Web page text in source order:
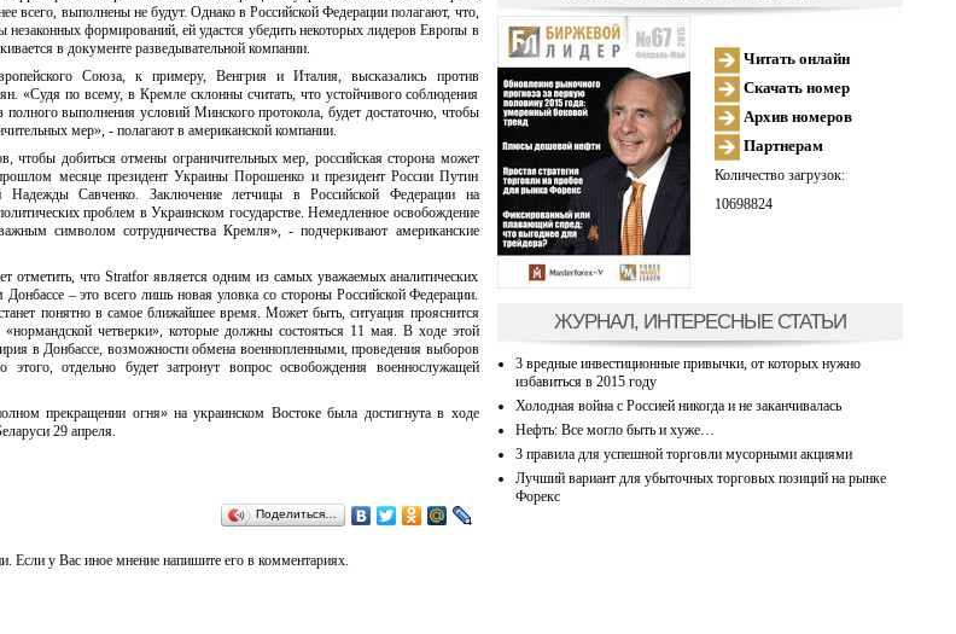
всего, выполнены не будут. Однако в Российской Федерации полагают, что,
незаконных формирований, ей удастся убедить некоторых лидеров Европы в
в документе разведывательной компании.
Союза, к примеру, Венгрия и Италия, высказались против
«Судя по всему, в Кремле склонны считать, что устойчивого соблюдения
выполнения условий Минского протокола, будет достаточно, чтобы
мер», - полагают в американской компании.
чтобы добиться отмены ограничительных мер, российская сторона может
месяце президент Украины Порошенко и президент России Путин
Надежды Савченко. Заключение летчицы в Российской Федерации на
проблем в Украинском государстве. Немедленное освобождение
символом сотрудничества Кремля», - подчеркивают американские
отметить, что Stratfor является одним из самых уважаемых аналитических
– это всего лишь новая уловка со стороны Российской Федерации.
понятно в самое ближайшее время. Может быть, ситуация прояснится
«нормандской четверки», которые должны состояться 11 мая. В ходе этой
в Донбассе, возможности обмена военнопленными, проведения выборов
отдельно будет затронут вопрос освобождения военнослужащей
прекращении огня» на украинском Востоке была достигнута в ходе
29 апреля.
Поделиться…
Если у Вас иное мнение напишите его в комментариях.
Читать онлайн
Скачать номер
Архив номеров
Партнерам
Количество загрузок:
10698824
ЖУРНАЛ, ИНТЕРЕСНЫЕ СТАТЬИ
3 вредные инвестиционные привычки, от которых нужно
избавиться в 2015 году
Холодная война с Россией никогда и не заканчивалась
Нефть: Все могло быть и хуже…
3 правила для успешной торговли мусорными акциями
Лучший вариант для убыточных торговых позиций на рынке
Форекс